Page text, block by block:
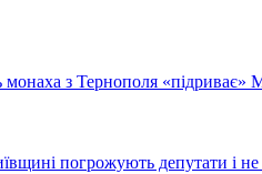
монаха з Тернополя «підриває»
погрожують депутати і не